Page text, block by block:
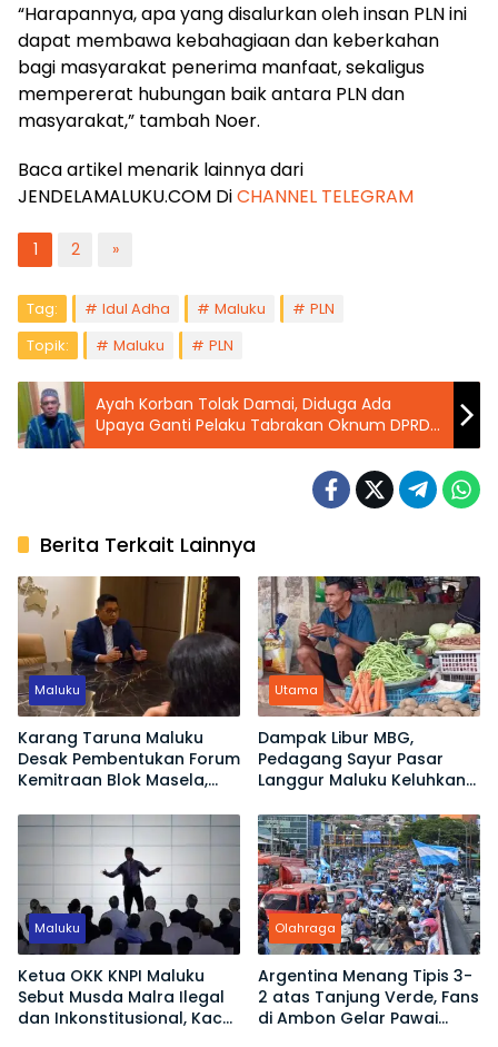
“Harapannya, apa yang disalurkan oleh insan PLN ini
dapat membawa kebahagiaan dan keberkahan
bagi masyarakat penerima manfaat, sekaligus
mempererat hubungan baik antara PLN dan
masyarakat,” tambah Noer.
Baca artikel menarik lainnya dari
JENDELAMALUKU.COM DiCHANNEL TELEGRAM
1 2 »
Tag: Idul Adha Maluku
PLN
Topik:
Maluku PLN
Ayah Korban Tolak Damai, Diduga Ada
Upaya Ganti Pelaku Tabrakan Oknum DPRD
Tual
Berita Terkait Lainnya
Maluku
Karang Taruna Maluku
Desak Pembentukan Forum
Kemitraan Blok Masela,
Sekadar Jadi Penonton
Utama
Dampak Libur MBG,
Pedagang Sayur Pasar
Langgur Maluku Keluhkan
Maluku
Ketua OKK KNPI Maluku
Sebut Musda Malra Ilegal
dan Inkonstitusional, Kace
Olahraga
Argentina Menang Tipis 3-
2 atas Tanjung Verde, Fans
di Ambon Gelar Pawai